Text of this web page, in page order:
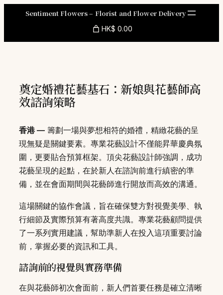
Sentiment Flowers – Florist and Flower Delivery
HK$ 0.00
奠定婚禮花藝基石：新娘與花藝師高
效諮詢策略
香港 — 籌劃一場與夢想相符的婚禮，精緻花藝的呈
現無疑是關鍵要素。專業花藝設計不僅能昇華慶典氛
圍，更要貼合預算框架。頂尖花藝設計師強調，成功
花藝呈現的起點，在於新人在諮詢前進行縝密的準
備，並在會面期間與花藝師進行開放而高效的溝通。
這場關鍵的協作會議，旨在確保雙方對視覺美學、執
行細節及實際預算有著高度共識。專業花藝顧問提供
了一系列實用建議，幫助準新人在投入這項重要討論
前，掌握必要的資訊和工具。
諮詢前的視覺與實務準備
在與花藝師初次會面前，新人們首要任務是確立清晰